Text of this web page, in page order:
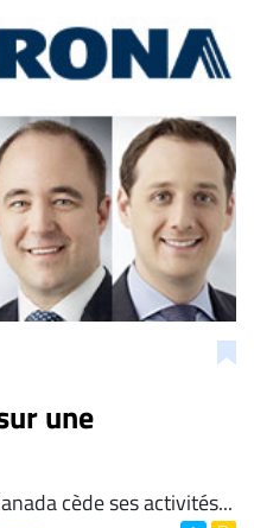
une
cède ses activités...